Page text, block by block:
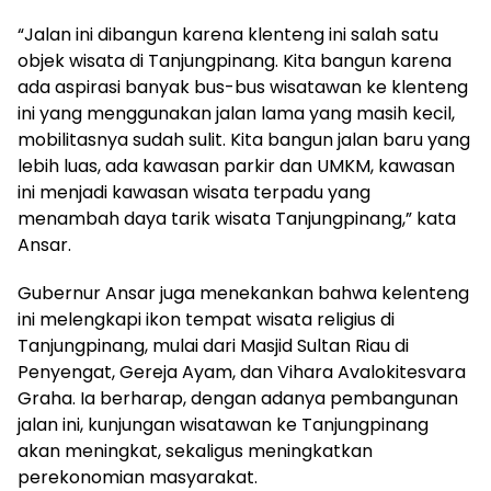
“Jalan ini dibangun karena klenteng ini salah satu
objek wisata di Tanjungpinang. Kita bangun karena
ada aspirasi banyak bus-bus wisatawan ke klenteng
ini yang menggunakan jalan lama yang masih kecil,
mobilitasnya sudah sulit. Kita bangun jalan baru yang
lebih luas, ada kawasan parkir dan UMKM, kawasan
ini menjadi kawasan wisata terpadu yang
menambah daya tarik wisata Tanjungpinang,” kata
Ansar.
Gubernur Ansar juga menekankan bahwa kelenteng
ini melengkapi ikon tempat wisata religius di
Tanjungpinang, mulai dari Masjid Sultan Riau di
Penyengat, Gereja Ayam, dan Vihara Avalokitesvara
Graha. Ia berharap, dengan adanya pembangunan
jalan ini, kunjungan wisatawan ke Tanjungpinang
akan meningkat, sekaligus meningkatkan
perekonomian masyarakat.